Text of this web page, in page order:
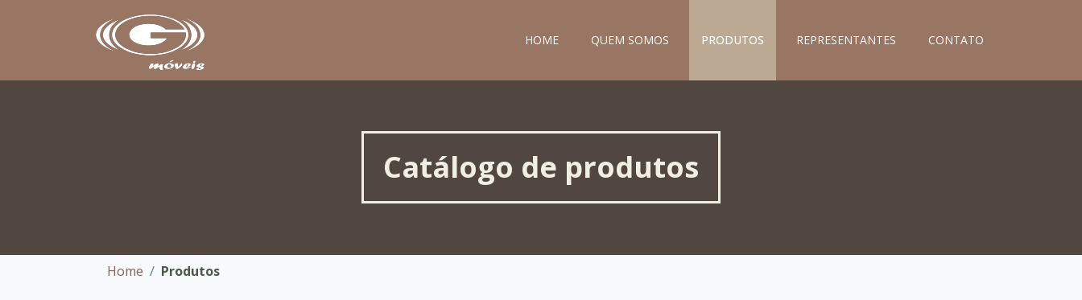
HOME QUEM SOMOS PRODUTOS REPRESENTANTES CONTATO
Catálogo de produtos
Home Produtos